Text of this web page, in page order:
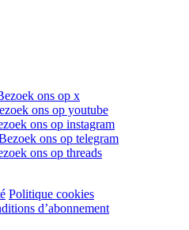
ons op x
ons op youtube
ons op instagram
ons op telegram
ons op threads
Politique cookies
d’abonnement